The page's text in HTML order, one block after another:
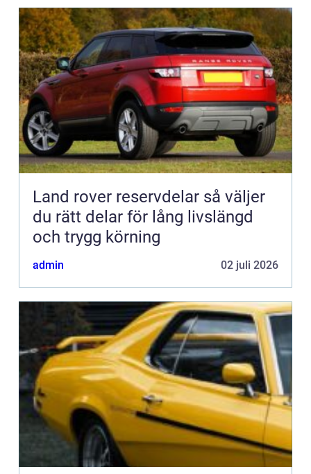
Land rover reservdelar så väljer
du rätt delar för lång livslängd
och trygg körning
admin 02 juli 2026